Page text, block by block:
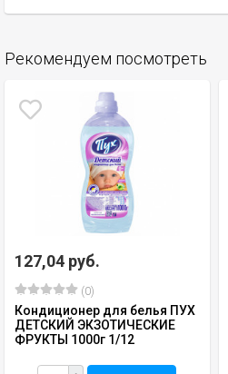
Рекомендуем посмотреть
127,04 руб.
(0)
Кондиционер для белья ПУХ
ДЕТСКИЙ ЭКЗОТИЧЕСКИЕ
ФРУКТЫ 1000г 1/12